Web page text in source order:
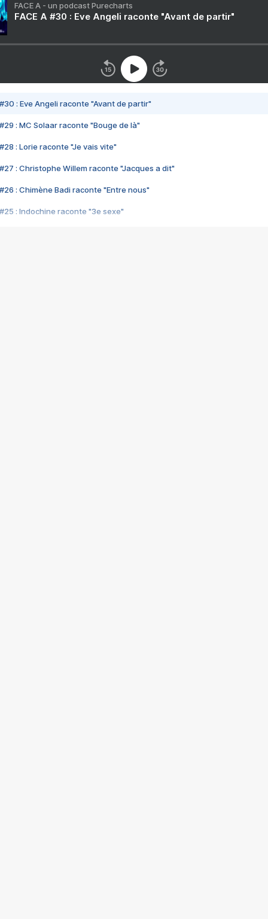
FACE A - un podcast Purecharts
FACE A #30 : Eve Angeli raconte "Avant de partir"
#30 : Eve Angeli raconte "Avant de partir"
#29 : MC Solaar raconte "Bouge de là"
#28 : Lorie raconte "Je vais vite"
#27 : Christophe Willem raconte "Jacques a dit"
#26 : Chimène Badi raconte "Entre nous"
#25 : Indochine raconte "3e sexe"